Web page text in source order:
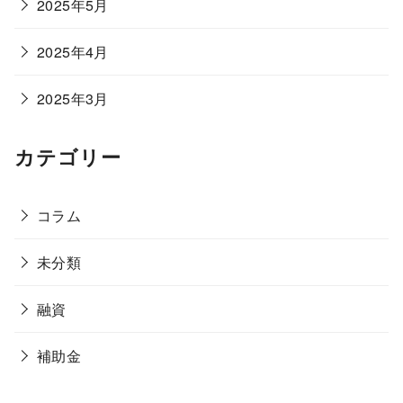
2025年5月
2025年4月
2025年3月
カテゴリー
コラム
未分類
融資
補助金